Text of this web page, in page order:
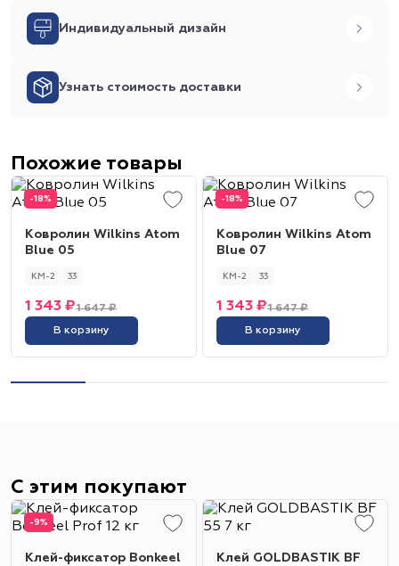
Индивидуальный дизайн
Узнать стоимость доставки
Похожие товары
-18%
Ковролин Wilkins Atom
Blue 05
КМ-2 33
1 647 ₽
1 343 ₽
В корзину
-18%
Ковролин Wilkins Atom
Blue 07
КМ-2 33
1 647 ₽
1 343 ₽
В корзину
С этим покупают
-9%
Клей-фиксатор Bonkeel
Клей GOLDBASTIK BF